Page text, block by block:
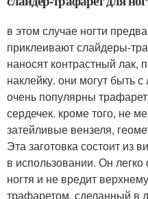
в этом случае ногти
приклеивают слайдеры-
наносят контрастный лак,
наклейку. они могут быть
очень популярны
сердечек. кроме того, не
затейливые вензеля,
Эта заготовка состоит из
в использовании. Он
ногтя и не вредит
трафаретом, сделанный в